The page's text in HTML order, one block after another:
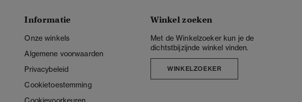
Informatie
Onze winkels
Algemene voorwaarden
Privacybeleid
Cookietoestemming
Winkel zoeken
Met de Winkelzoeker kun je de
dichtstbijzijnde winkel vinden.
WINKELZOEKER